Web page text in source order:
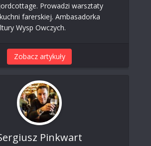
Prowadzi warsztaty
farerskiej. Ambasadorka
Wysp Owczych.
Zobacz artykuły
Pinkwart